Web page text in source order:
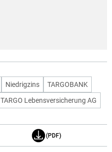
Niedrigzins
TARGOBANK
TARGO Lebensversicherung AG
(PDF)